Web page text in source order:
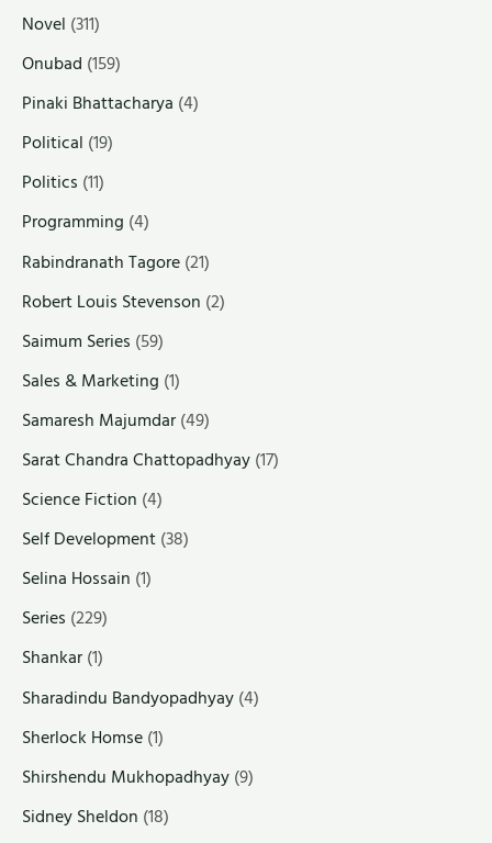
Novel (311)
Onubad (159)
Pinaki Bhattacharya (4)
Political (19)
Politics (11)
Programming (4)
Rabindranath Tagore(21)
Robert Louis Stevenson (2)
Saimum Series (59)
Sales & Marketing (1)
Samaresh Majumdar(49)
Sarat Chandra Chattopadhyay(17)
Science Fiction (4)
Self Development(38)
Selina Hossain (1)
Series (229)
Shankar(1)
Sharadindu Bandyopadhyay(4)
Sherlock Homse(1)
Shirshendu Mukhopadhyay(9)
Sidney Sheldon (18)